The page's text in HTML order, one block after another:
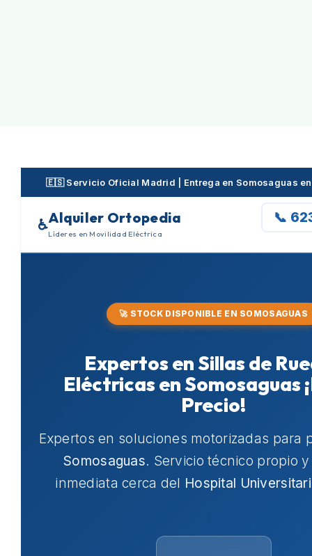
🇪🇸 Servicio Oficial Madrid | Entrega en Somosaguas
♿Alquiler Ortopedia
Líderes en Movilidad Eléctrica
📞
🚀 STOCK DISPONIBLE EN SOMOSAGUAS
Expertos en Sillas de
Eléctricas en Somosaguas
Precio!
Expertos en soluciones motorizadas para
Somosaguas. Servicio técnico propio
inmediata cerca del Hospital